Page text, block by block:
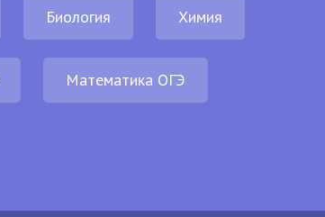
Биология Химия
Математика ОГЭ